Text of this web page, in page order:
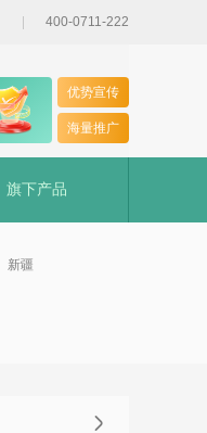
400-0711-222
优势宣传
海量推广
旗下产品
新疆
